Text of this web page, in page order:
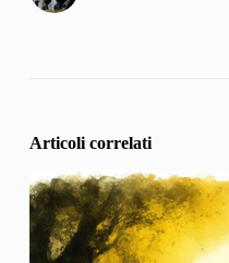
Articoli correlati